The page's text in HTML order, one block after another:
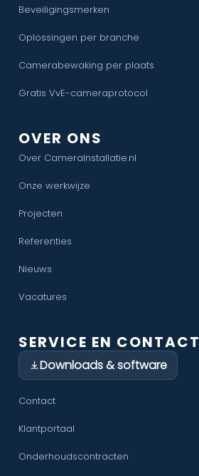
Beveiligingsmerken
Oplossingen per branche
Camerabewaking per plaats
Gratis VvE-cameraprotocol
OVER ONS
Over CameraInstallatie.nl
Onze werkwijze
Projecten
Referenties
Nieuws
Vacatures
SERVICE EN CONTACT
Downloads & software
Contact
Klantportaal
Onderhoudscontracten